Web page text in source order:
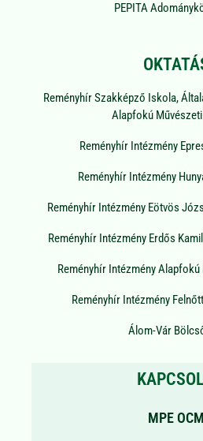
PEPITA
Reményhír Szakképző Iskola,
Alapfokú
Reményhír Intézmény
Reményhír Intézmény
Reményhír Intézmény Eötvös
Reményhír Intézmény Erdős
Reményhír Intézmény
Reményhír Intézmény
Álom-Vár
MPE OCM